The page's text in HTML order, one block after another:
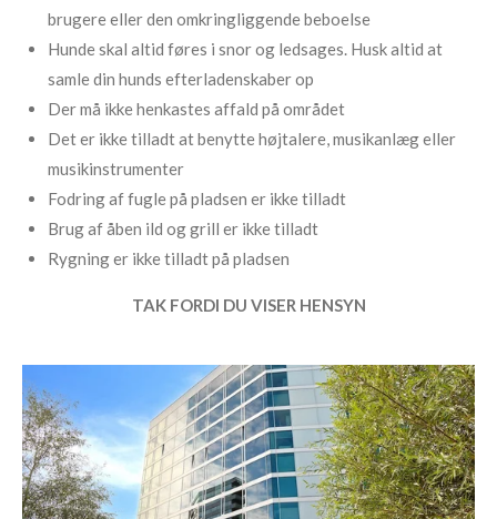
brugere eller den omkringliggende beboelse
Hunde skal altid føres i snor og ledsages. Husk altid at
samle din hunds efterladenskaber op
Der må ikke henkastes affald på området
Det er ikke tilladt at benytte højtalere, musikanlæg eller
musikinstrumenter
Fodring af fugle på pladsen er ikke tilladt
Brug af åben ild og grill er ikke tilladt
Rygning er ikke tilladt på pladsen
TAK FORDI DU VISER HENSYN